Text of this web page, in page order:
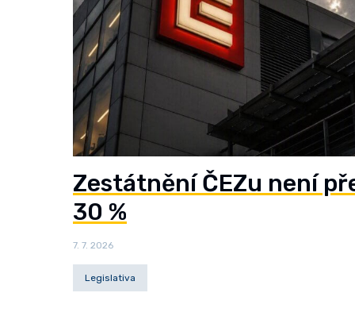
Zestátnění ČEZu není
30 %
7. 7. 2026
Legislativa